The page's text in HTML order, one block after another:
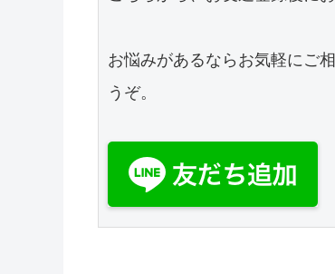
お悩みがあるならお気軽にご
うぞ。